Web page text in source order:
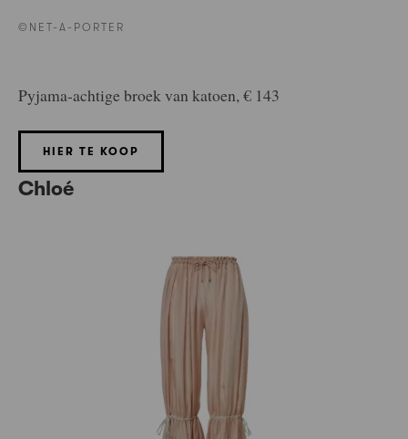
©NET-A-PORTER
Pyjama-achtige broek van katoen, € 143
HIER TE KOOP
Chloé